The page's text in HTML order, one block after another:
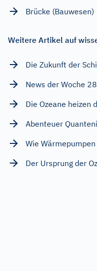
Brücke (Bauwesen)
Weitere Artikel auf
Die Zukunft der
News der Woche
Die Ozeane heizen
Abenteuer
Wie
Der Ursprung der